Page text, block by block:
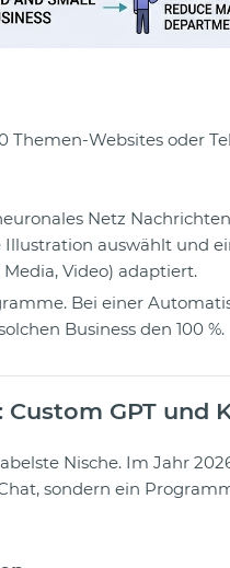
Themen-Websites oder
Netz
auswählt und
Video) adaptiert.
Bei einer
Business den 100 %.
GPT und
Nische. Im Jahr
sondern ein